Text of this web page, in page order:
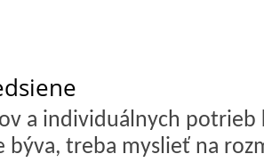
a individuálnych potrieb
býva, treba myslieť na